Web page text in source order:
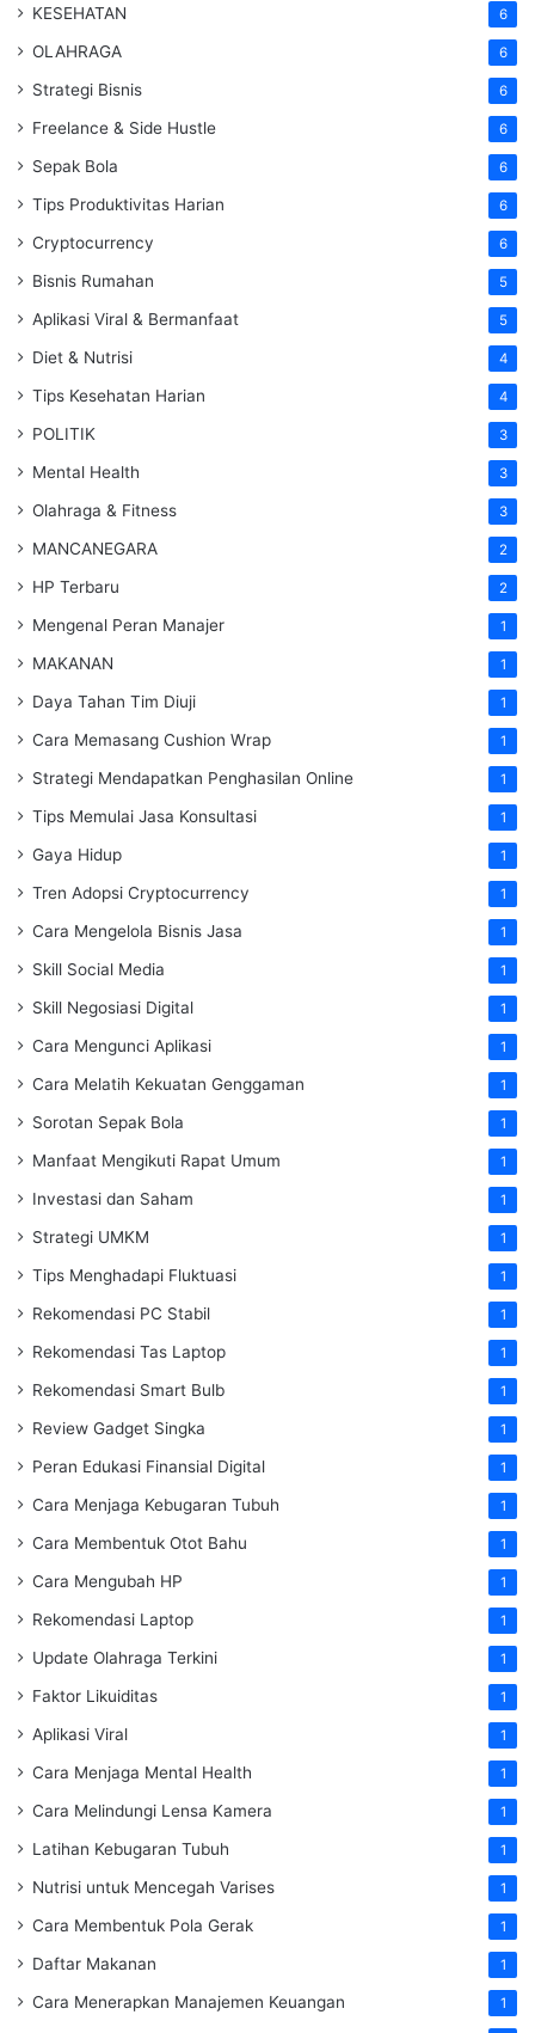
KESEHATAN 6
OLAHRAGA 6
Strategi Bisnis 6
Freelance & Side Hustle 6
Sepak Bola 6
Tips Produktivitas Harian 6
Cryptocurrency 6
Bisnis Rumahan 5
Aplikasi Viral & Bermanfaat 5
Diet & Nutrisi 4
Tips Kesehatan Harian 4
POLITIK 3
Mental Health 3
Olahraga & Fitness 3
MANCANEGARA 2
HP Terbaru 2
Mengenal Peran Manajer 1
MAKANAN 1
Daya Tahan Tim Diuji 1
Cara Memasang Cushion Wrap 1
Strategi Mendapatkan Penghasilan Online 1
Tips Memulai Jasa Konsultasi 1
Gaya Hidup 1
Tren Adopsi Cryptocurrency 1
Cara Mengelola Bisnis Jasa 1
Skill Social Media 1
Skill Negosiasi Digital 1
Cara Mengunci Aplikasi 1
Cara Melatih Kekuatan Genggaman 1
Sorotan Sepak Bola 1
Manfaat Mengikuti Rapat Umum 1
Investasi dan Saham 1
Strategi UMKM 1
Tips Menghadapi Fluktuasi 1
Rekomendasi PC Stabil 1
Rekomendasi Tas Laptop 1
Rekomendasi Smart Bulb 1
Review Gadget Singka 1
Peran Edukasi Finansial Digital 1
Cara Menjaga Kebugaran Tubuh 1
Cara Membentuk Otot Bahu 1
Cara Mengubah HP 1
Rekomendasi Laptop 1
Update Olahraga Terkini 1
Faktor Likuiditas 1
Aplikasi Viral 1
Cara Menjaga Mental Health 1
Cara Melindungi Lensa Kamera 1
Latihan Kebugaran Tubuh 1
Nutrisi untuk Mencegah Varises 1
Cara Membentuk Pola Gerak 1
Daftar Makanan 1
Cara Menerapkan Manajemen Keuangan 1